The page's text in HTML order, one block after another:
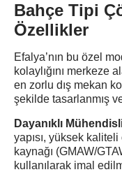
Bahçe Tipi
Özellikler
Efalya’nın bu özel
kolaylığını merkeze
en zorlu dış mekan
şekilde tasarlanmış
Dayanıklı
yapısı, yüksek
kaynağı (GMAW/
kullanılarak imal